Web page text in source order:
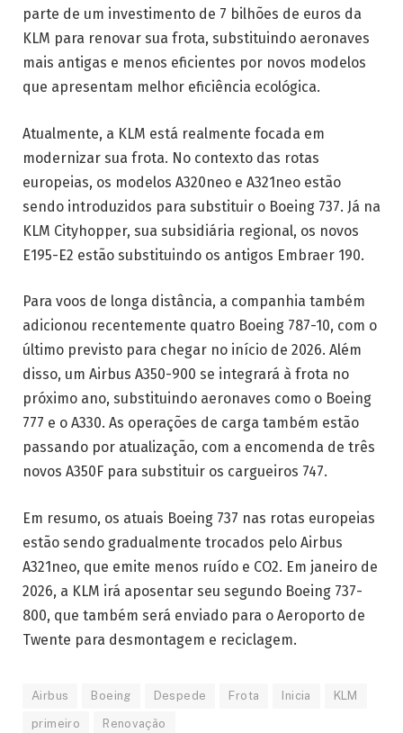
parte de um investimento de 7 bilhões de euros da
KLM para renovar sua frota, substituindo aeronaves
mais antigas e menos eficientes por novos modelos
que apresentam melhor eficiência ecológica.
Atualmente, a KLM está realmente focada em
modernizar sua frota. No contexto das rotas
europeias, os modelos A320neo e A321neo estão
sendo introduzidos para substituir o Boeing 737. Já na
KLM Cityhopper, sua subsidiária regional, os novos
E195-E2 estão substituindo os antigos Embraer 190.
Para voos de longa distância, a companhia também
adicionou recentemente quatro Boeing 787-10, com o
último previsto para chegar no início de 2026. Além
disso, um Airbus A350-900 se integrará à frota no
próximo ano, substituindo aeronaves como o Boeing
777 e o A330. As operações de carga também estão
passando por atualização, com a encomenda de três
novos A350F para substituir os cargueiros 747.
Em resumo, os atuais Boeing 737 nas rotas europeias
estão sendo gradualmente trocados pelo Airbus
A321neo, que emite menos ruído e CO2. Em janeiro de
2026, a KLM irá aposentar seu segundo Boeing 737-
800, que também será enviado para o Aeroporto de
Twente para desmontagem e reciclagem.
Airbus Boeing Despede Frota Inicia KLM
primeiro Renovação